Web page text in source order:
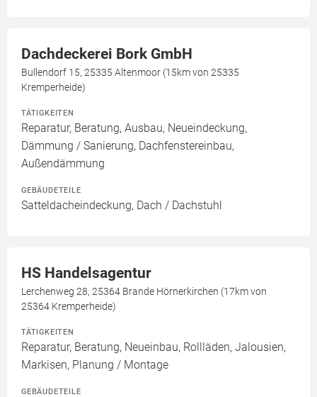
Dachdeckerei Bork GmbH
Bullendorf 15, 25335 Altenmoor (15km von 25335
Kremperheide)
TÄTIGKEITEN
Reparatur, Beratung, Ausbau, Neueindeckung,
Dämmung / Sanierung, Dachfenstereinbau,
Außendämmung
GEBÄUDETEILE
Satteldacheindeckung, Dach / Dachstuhl
HS Handelsagentur
Lerchenweg 28, 25364 Brande Hörnerkirchen (17km von
25364 Kremperheide)
TÄTIGKEITEN
Reparatur, Beratung, Neueinbau, Rollläden, Jalousien,
Markisen, Planung / Montage
GEBÄUDETEILE